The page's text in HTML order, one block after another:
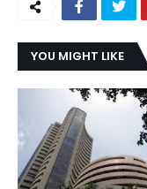
YOU MIGHT LIKE